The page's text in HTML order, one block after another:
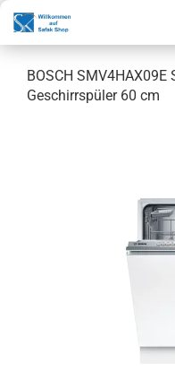
BOSCH
Geschirrspüler 60 cm